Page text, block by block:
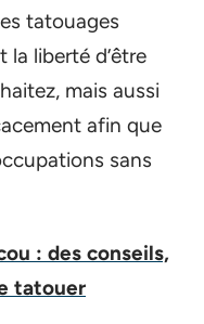
tatouages
la liberté d’être
mais aussi
afin que
sans
: des conseils,
tatouer